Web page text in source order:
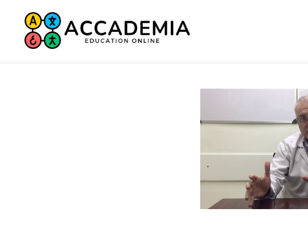
Saltar
contenido